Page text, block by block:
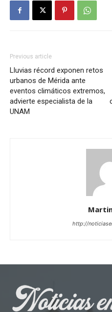
Previous article
Lluvias récord exponen retos
urbanos de Mérida ante
eventos climáticos extremos,
advierte especialista de la
UNAM
http://